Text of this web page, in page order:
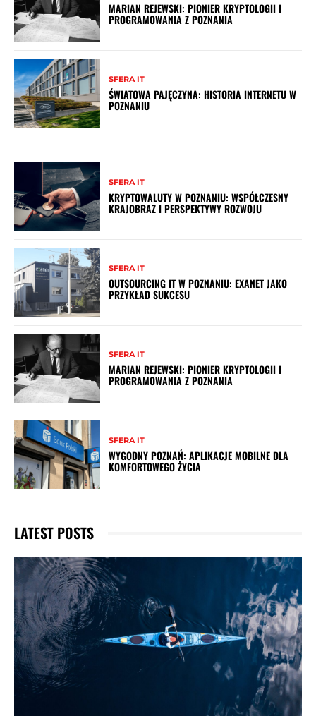
MARIAN REJEWSKI: PIONIER KRYPTOLOGII I
PROGRAMOWANIA Z POZNANIA
SFERA IT
ŚWIATOWA PAJĘCZYNA: HISTORIA INTERNETU W
POZNANIU
SFERA IT
KRYPTOWALUTY W POZNANIU: WSPÓŁCZESNY
KRAJOBRAZ I PERSPEKTYWY ROZWOJU
SFERA IT
OUTSOURCING IT W POZNANIU: EXANET JAKO
PRZYKŁAD SUKCESU
SFERA IT
MARIAN REJEWSKI: PIONIER KRYPTOLOGII I
PROGRAMOWANIA Z POZNANIA
SFERA IT
WYGODNY POZNAŃ: APLIKACJE MOBILNE DLA
KOMFORTOWEGO ŻYCIA
LATEST POSTS